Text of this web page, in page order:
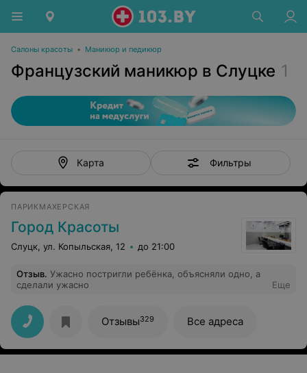
Салоны красоты • Маникюр и педикюр
Французский маникюр в Слуцке 1
Карта Фильтры
ПАРИКМАХЕРСКАЯ
Город Красоты
Слуцк, ул. Копыльская, 12 до 21:00
Отзыв. Ужасно постригли ребёнка, объясняли одно, а
сделали ужасно
Еще
Отзывы329 Все адреса